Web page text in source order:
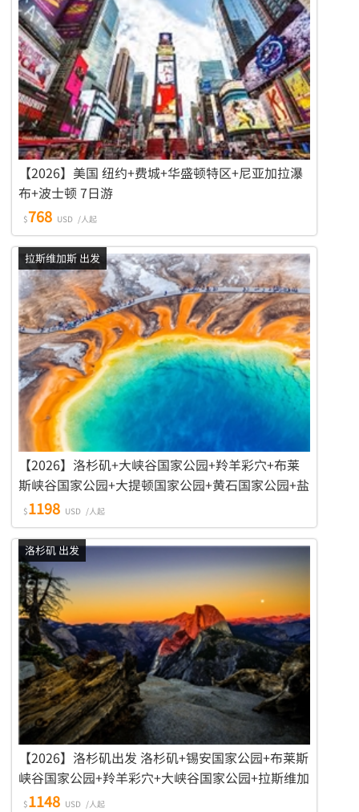
【2026】美国 纽约+费城+华盛顿特区+尼亚加拉瀑
布+波士顿 7日游
$768 USD /人起
拉斯维加斯 出发
【2026】洛杉矶+大峡谷国家公园+羚羊彩穴+布莱
斯峡谷国家公园+大提顿国家公园+黄石国家公园+盐
湖城+拉斯维加斯 8日游
$1198 USD /人起
洛杉矶 出发
【2026】洛杉矶出发 洛杉矶+锡安国家公园+布莱斯
峡谷国家公园+羚羊彩穴+大峡谷国家公园+拉斯维加
斯+旧金山+优胜美地国家公园 10日游
$1148 USD /人起